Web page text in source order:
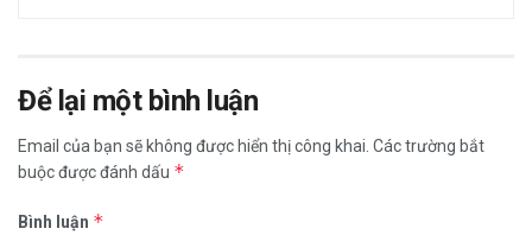
Để lại một bình luận
Email của bạn sẽ không được hiển thị công khai. Các trường bắt
buộc được đánh dấu *
Bình luận *